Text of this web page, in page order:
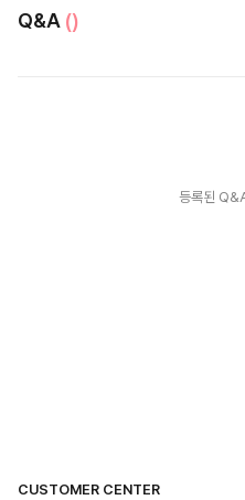
Q&A ()
등록된
CUSTOMER CENTER